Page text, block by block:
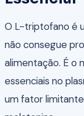
O L-triptofano é
não consegue
alimentação. É o
essenciais no
um fator